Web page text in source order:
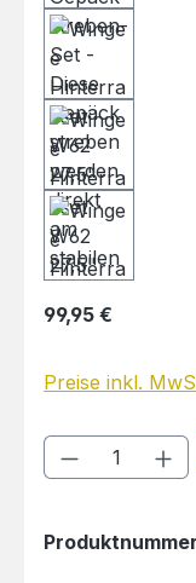
Regulärer Preis:
99,95 €
Preise inkl.
Produkt